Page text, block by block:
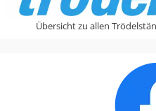
Übersicht zu allen